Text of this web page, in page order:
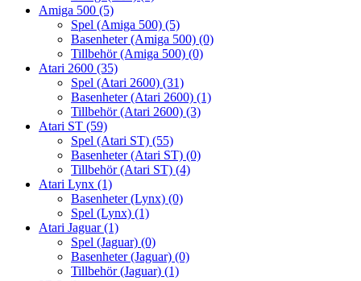
Amiga 500 (5)
Spel (Amiga 500) (5)
Basenheter (Amiga 500) (0)
Tillbehör (Amiga 500) (0)
Atari 2600 (35)
Spel (Atari 2600) (31)
Basenheter (Atari 2600) (1)
Tillbehör (Atari 2600) (3)
Atari ST (59)
Spel (Atari ST) (55)
Basenheter (Atari ST) (0)
Tillbehör (Atari ST) (4)
Atari Lynx (1)
Basenheter (Lynx) (0)
Spel (Lynx) (1)
Atari Jaguar(1)
Spel (Jaguar) (0)
Basenheter (Jaguar) (0)
Tillbehör (Jaguar) (1)